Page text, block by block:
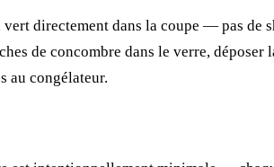
directement dans la coupe — pas
de concombre dans le verre,
au congélateur.